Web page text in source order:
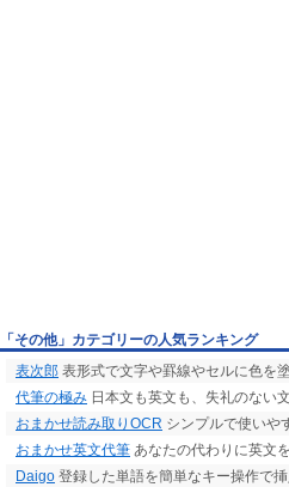
「その他」カテゴリーの人気ランキング
表次郎 表形式で文字や罫線やセルに色を
代筆の極み 日本文も英文も、失礼のない
おまかせ読み取りOCR シンプルで使いや
おまかせ英文代筆 あなたの代わりに英文
Daigo 登録した単語を簡単なキー操作で